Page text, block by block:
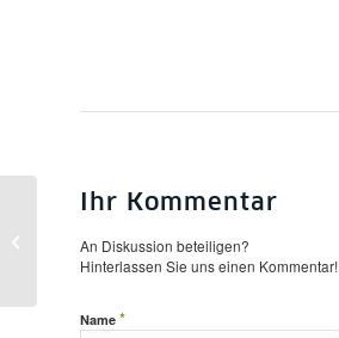
Ihr Kommentar
An Diskussion beteiligen?
Hinterlassen Sie uns einen Kommentar!
Name *
closed